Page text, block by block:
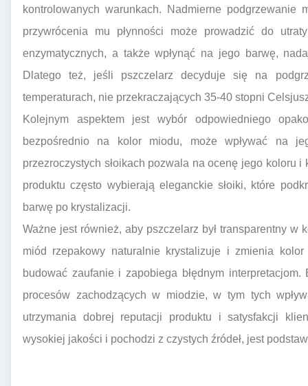
kontrolowanych warunkach. Nadmierne
przywrócenia mu płynności może prowadzić do
enzymatycznych, a także wpłynąć na jego barwę,
Dlatego też, jeśli pszczelarz decyduje się na
temperaturach, nie przekraczających 35-40 stopni
Kolejnym aspektem jest wybór odpowiedniego
bezpośrednio na kolor miodu, może wpływać na
przezroczystych słoikach pozwala na ocenę jego koloru
produktu często wybierają eleganckie słoiki, które
barwę po krystalizacji.
Ważne jest również, aby pszczelarz był transparentny w
miód rzepakowy naturalnie krystalizuje i zmienia
budować zaufanie i zapobiega błędnym
procesów zachodzących w miodzie, w tym tych
utrzymania dobrej reputacji produktu i satysfakcji
wysokiej jakości i pochodzi z czystych źródeł, jest